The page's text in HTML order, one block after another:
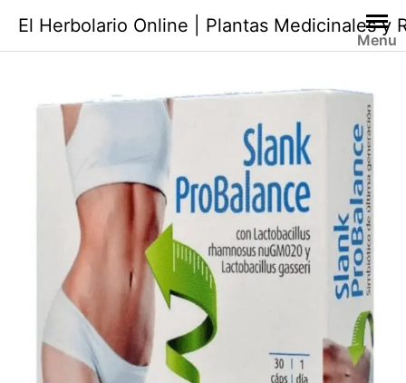
contenido
El Herbolario Online | Plantas Medicinales y
Menu